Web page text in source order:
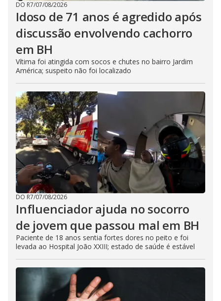
DO R7/07/08/2026
Idoso de 71 anos é agredido após
discussão envolvendo cachorro
em BH
Vítima foi atingida com socos e chutes no bairro Jardim
América; suspeito não foi localizado
DO R7/07/08/2026
Influenciador ajuda no socorro
de jovem que passou mal em BH
Paciente de 18 anos sentia fortes dores no peito e foi
levada ao Hospital João XXIII; estado de saúde é estável